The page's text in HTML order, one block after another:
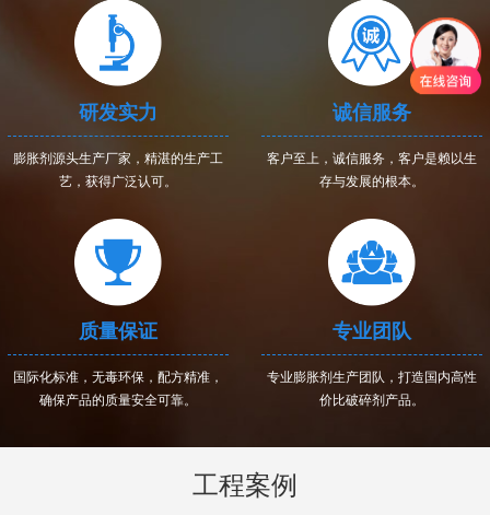
研发实力
膨胀剂源头生产厂家，精湛的生产工
艺，获得广泛认可。
诚信服务
客户至上，诚信服务，客户是赖以生
存与发展的根本。
质量保证
国际化标准，无毒环保，配方精准，
确保产品的质量安全可靠。
专业团队
专业膨胀剂生产团队，打造国内高性
价比破碎剂产品。
工程案例